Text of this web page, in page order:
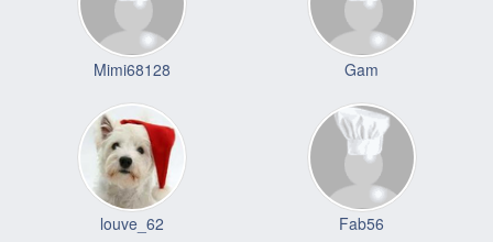
Mimi68128 Gam
louve_62 Fab56